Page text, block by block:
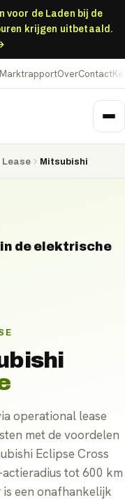
voor de Laden bij de
krijgen uitbetaald.
MarktrapportOverContact
Mitsubishi
operational lease
met de voordelen
Eclipse Cross
tot 600 km
een onafhankelijk
de elektrische